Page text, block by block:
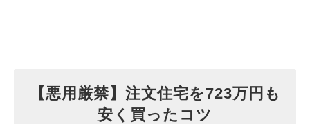
【悪用厳禁】注文住宅を723万円も
安く買ったコツ